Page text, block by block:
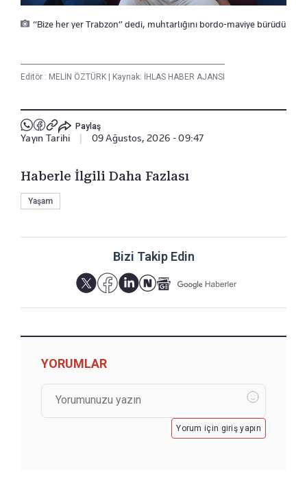
“Bize her yer Trabzon” dedi, muhtarlığını bordo-maviye bürüdü
Editör : MELİN ÖZTÜRK Kaynak: İHLAS HABER AJANSI
Paylaş
Yayın Tarihi 09 Ağustos, 2026 - 09:47
Haberle İlgili Daha Fazlası
Yaşam
Bizi Takip Edin
YORUMLAR
Yorum için giriş yapın